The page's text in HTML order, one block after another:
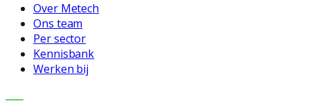
Over Metech
Ons team
Per sector
Kennisbank
Werken bij
CONTACT